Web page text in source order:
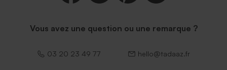
Vous avez une question ou une remarque ?
03 20 23 49 77 hello@tadaaz.fr